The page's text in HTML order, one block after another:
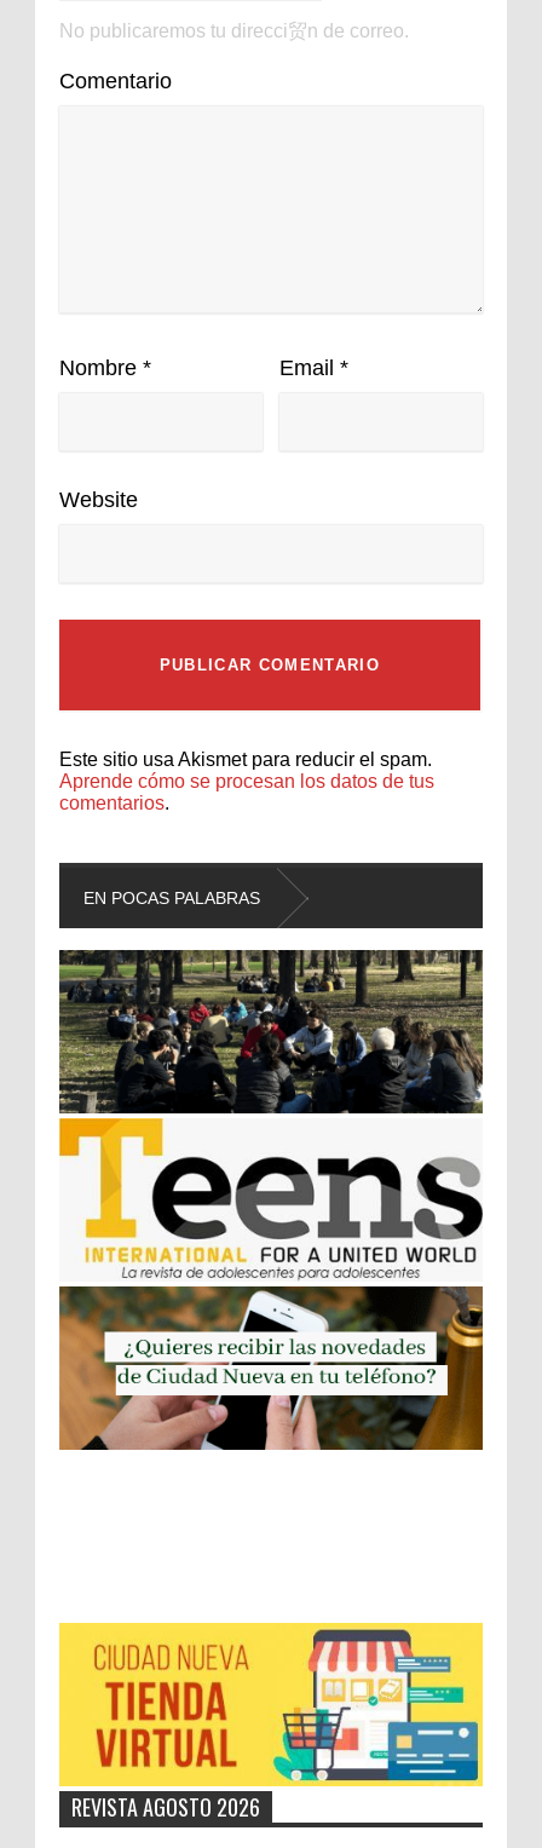
No publicaremos tu direcci贸n de correo.
Comentario
Nombre * Email *
Website
Este sitio usa Akismet para reducir el spam.
Aprende cómo se procesan los datos de tus
comentarios.
EN POCAS PALABRAS
REVISTA AGOSTO 2026